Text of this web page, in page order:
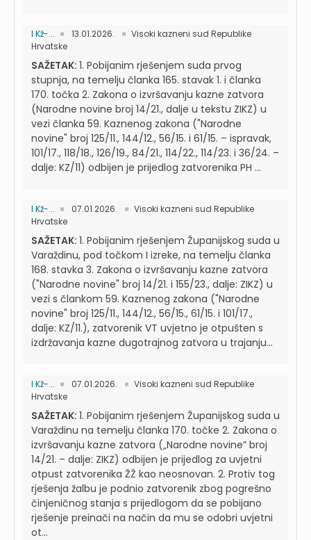
I Kž-... 13.01.2026.
Visoki kazneni sud Republike
Hrvatske
SAŽETAK: 1. Pobijanim rješenjem suda prvog
stupnja, na temelju članka 165. stavak 1. i članka
170. točka 2. Zakona o izvršavanju kazne zatvora
(Narodne novine broj 14/21., dalje u tekstu ZIKZ) u
vezi članka 59. Kaznenog zakona ("Narodne
novine" broj 125/11., 144/12., 56/15. i 61/15. – ispravak,
101/17., 118/18., 126/19., 84/21., 114/22., 114/23. i 36/24. –
dalje: KZ/11) odbijen je prijedlog zatvorenika PH ...
I Kž-... 07.01.2026.
Visoki kazneni sud Republike
Hrvatske
SAŽETAK: 1. Pobijanim rješenjem Županijskog suda u
Varaždinu, pod točkom I izreke, na temelju članka
168. stavka 3. Zakona o izvršavanju kazne zatvora
("Narodne novine" broj 14/21. i 155/23., dalje: ZIKZ) u
vezi s člankom 59. Kaznenog zakona ("Narodne
novine" broj 125/11., 144/12., 56/15., 61/15. i 101/17.,
dalje: KZ/11.), zatvorenik VT uvjetno je otpušten s
izdržavanja kazne dugotrajnog zatvora u trajanju...
I Kž-... 07.01.2026.
Visoki kazneni sud Republike
Hrvatske
SAŽETAK: 1. Pobijanim rješenjem Županijskog suda u
Varaždinu na temelju članka 170. točke 2. Zakona o
izvršavanju kazne zatvora („Narodne novine” broj
14/21. – dalje: ZIKZ) odbijen je prijedlog za uvjetni
otpust zatvorenika ŽŽ kao neosnovan. 2. Protiv tog
rješenja žalbu je podnio zatvorenik zbog pogrešno
činjeničnog stanja s prijedlogom da se pobijano
rješenje preinači na način da mu se odobri uvjetni
ot...